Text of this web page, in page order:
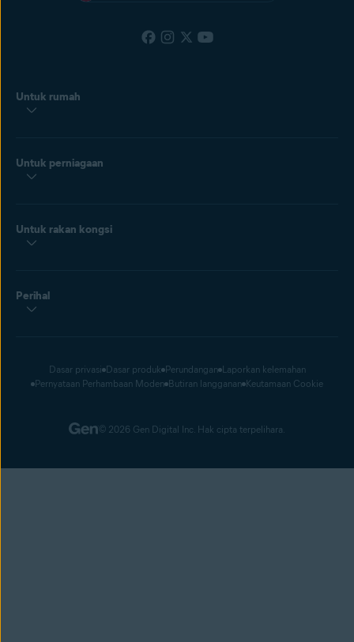
Untuk rumah
Untuk perniagaan
Untuk rakan kongsi
Perihal
Dasar privasi Dasar produk Perundangan Laporkan kelemahan
Pernyataan Perhambaan Moden Butiran langganan Keutamaan Cookie
© 2026 Gen Digital Inc. Hak cipta terpelihara.